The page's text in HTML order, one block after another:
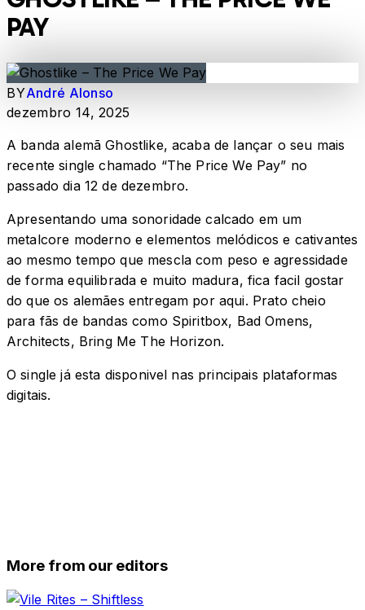
PAY
BYAndré Alonso
dezembro 14, 2025
A banda alemã Ghostlike, acaba de lançar o seu mais
recente single chamado “The Price We Pay” no
passado dia 12 de dezembro.
Apresentando uma sonoridade calcado em um
metalcore moderno e elementos melódicos e cativantes
ao mesmo tempo que mescla com peso e agressidade
de forma equilibrada e muito madura, fica facil gostar
do que os alemães entregam por aqui. Prato cheio
para fãs de bandas como Spiritbox, Bad Omens,
Architects, Bring Me The Horizon.
O single já esta disponivel nas principais plataformas
digitais.
More from our editors